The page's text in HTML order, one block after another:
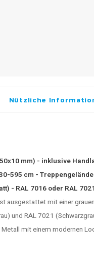
Nützliche
mm) - inklusive
595 cm -
- RAL 7016 oder RAL
ausgestattet mit einer
und RAL 7021
mit einem modernen